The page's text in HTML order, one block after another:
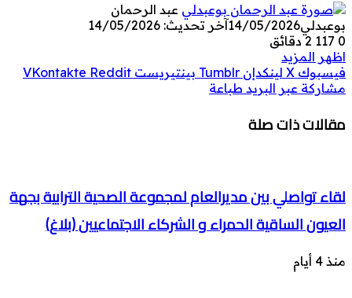
عبد الرحمان
بوعبدلي14/05/2026آخر تحديث: 14/05/2026
0
2 دقائق
اظهر المزيد
فيسبوك ‫X لينكدإن بينتيريست
مشاركة عبر البريد طباعة
مقالات ذات صلة
لقاء تواصلي بين مديرالعام لمجموعة الصحية الترابية بجهة
العيون الساقية الحمراء و الشركاء الاجتماعيين (بلاغ)
منذ 4 أيام